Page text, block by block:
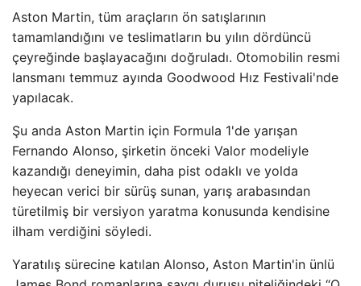
Aston Martin, tüm araçların ön satışlarının
tamamlandığını ve teslimatların bu yılın dördüncü
çeyreğinde başlayacağını doğruladı. Otomobilin resmi
lansmanı temmuz ayında Goodwood Hız Festivali'nde
yapılacak.
Şu anda Aston Martin için Formula 1'de yarışan
Fernando Alonso, şirketin önceki Valor modeliyle
kazandığı deneyimin, daha pist odaklı ve yolda
heyecan verici bir sürüş sunan, yarış arabasından
türetilmiş bir versiyon yaratma konusunda kendisine
ilham verdiğini söyledi.
Yaratılış sürecine katılan Alonso, Aston Martin'in ünlü